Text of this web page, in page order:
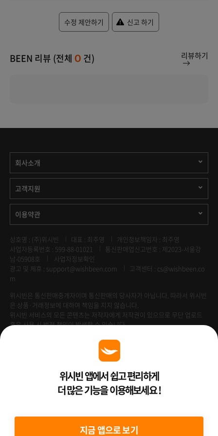
수정 제안하기 신고 하기
BEEN 리뷰 (전체 0 건) 리뷰하기
회사소개
고객지원
이용약관
상호명 : (주)위시빈 대표 : 최주영
개인정보책임자 : 최주영
사업자등록번호 : 599-88-01021
통신판매업신고번호 : 제2023-서울강
남-05908호
사업자정보확인
광고 및 제휴 : support@wishbeen.com
고객센터 : cs@wishbeen.co
m
위시빈은 통신판매중개자이며 통신판매의 당사자가 아닙니다. 따라서 위시빈
은 상품·거래정보에 대하여 책임을 지지 않습니다.
위시빈 서비스의 모든 콘텐츠는 저작자에게 저작권이 있으므로 무단 업로드
혹은 사용 시 법적 책임이 발생할 수 있습니다.
Venture Enterprise위시빈 앱에서 쉽고 편리하게
더 많은 기능을 이용해보세요 !
지금 앱으로 보기